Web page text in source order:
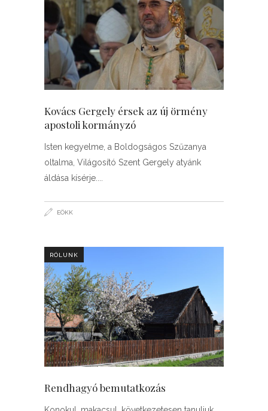
Kovács Gergely érsek az új örmény
apostoli kormányzó
Isten kegyelme, a Boldogságos Szűzanya
oltalma, Világosító Szent Gergely atyánk
áldása kísérje.
EÖKK
RÓLUNK
Rendhagyó bemutatkozás